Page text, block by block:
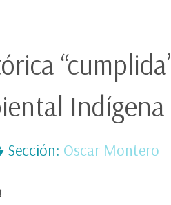
Indígena
Sección: Oscar Montero